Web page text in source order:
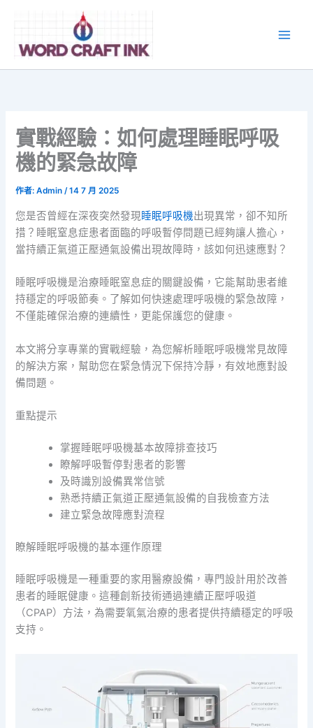
實戰經驗：如何處理睡眠呼吸
機的緊急故障
作者:Admin/14 7 月 2025
您是否曾經在深夜突然發現睡眠呼吸機出現異常，卻不知所
措？睡眠窒息症患者面臨的呼吸暫停問題已經夠讓人擔心，
當持續正氣道正壓通氣設備出現故障時，該如何迅速應對？
睡眠呼吸機是治療睡眠窒息症的關鍵設備，它能幫助患者維
持穩定的呼吸節奏。了解如何快速處理呼吸機的緊急故障，
不僅能確保治療的連續性，更能保護您的健康。
本文將分享專業的實戰經驗，為您解析睡眠呼吸機常見故障
的解決方案，幫助您在緊急情況下保持冷靜，有效地應對設
備問題。
重點提示
掌握睡眠呼吸機基本故障排查技巧
瞭解呼吸暫停對患者的影響
及時識別設備異常信號
熟悉持續正氣道正壓通氣設備的自我檢查方法
建立緊急故障應對流程
瞭解睡眠呼吸機的基本運作原理
睡眠呼吸機是一種重要的家用醫療設備，專門設計用於改善
患者的睡眠健康。這種創新技術通過連續正壓呼吸道
（CPAP）方法，為需要氧氣治療的患者提供持續穩定的呼吸
支持。